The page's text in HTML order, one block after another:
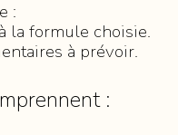
:
la formule choisie.
à prévoir.
: